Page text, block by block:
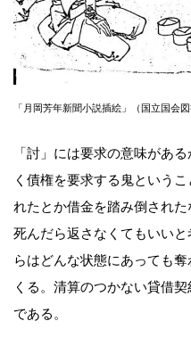
「月岡芳年新聞小説插絵」（国立国会
「討」には要求の意味があ
く債権を要求する鬼という
れたとか借金を踏み倒され
死んだら返さなくてもいい
らはどんな状態にあっても
くる。清算のつかない貸借
である。